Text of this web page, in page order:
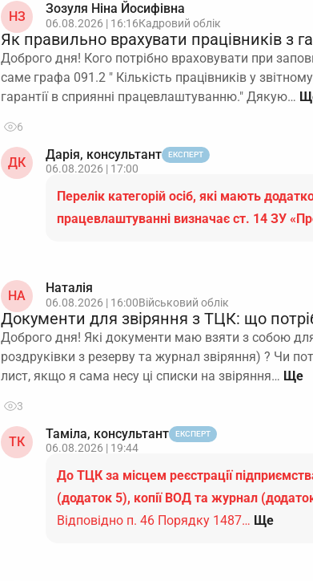
НЗ
Зозуля Ніна Йосифівна
06.08.2026 | 16:16Кадровий облік
Як правильно врахувати працівників з
Доброго дня! Кого потрібно враховувати при
саме графа 091.2 " Кількість працівників у
гарантії в сприянні працевлаштуванню." Дякую…
6
ДК
Дарія, консультант ЕКСПЕРТ
06.08.2026 | 17:00
Перелік категорій осіб, які мають
працевлаштуванні визначає ст. 14 ЗУ
НА
Наталія
06.08.2026 | 16:00Військовий облік
Документи для звіряння з ТЦК: що
Доброго дня! Які документи маю взяти з собою
роздруківки з резерву та журнал звіряння) ? Чи
лист, якщо я сама несу ці списки на звіряння…
3
ТК
Таміла, консультант ЕКСПЕРТ
06.08.2026 | 19:44
До ТЦК за місцем реєстрації
(додаток 5), копії ВОД та журнал
Відповідно п. 46 Порядку 1487… Ще